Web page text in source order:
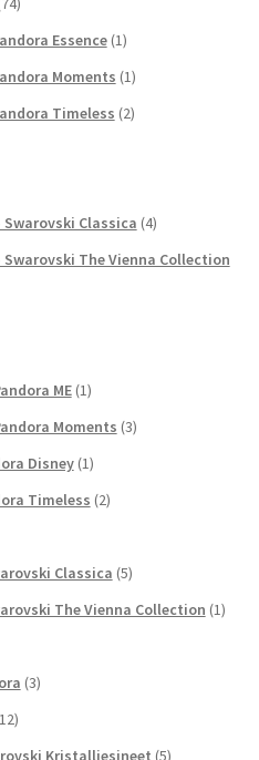
Essence (1)
Moments (1)
Timeless (2)
Classica (4)
The Vienna Collection
ME (1)
Moments (3)
Disney (1)
Timeless (2)
Classica (5)
The Vienna Collection (1)
(3)
Kristalliesineet (5)